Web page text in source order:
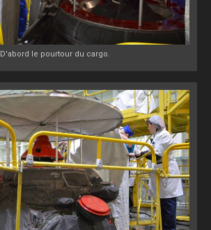
D'abord le pourtour du cargo.